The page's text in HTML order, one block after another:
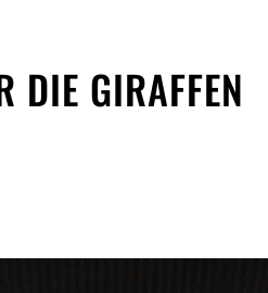
DIE GIRAFFEN